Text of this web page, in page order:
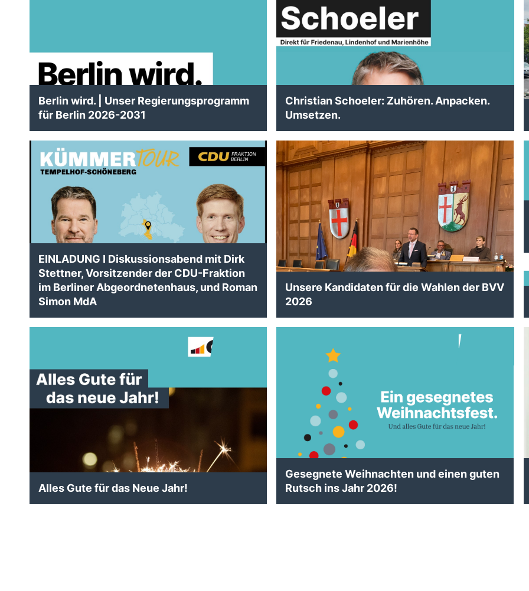
Berlin wird. | Unser Regierungsprogramm
für Berlin 2026-2031
Christian Schoeler: Zuhören. Anpacken.
Umsetzen.
EINLADUNG I Diskussionsabend mit Dirk
Stettner, Vorsitzender der CDU-Fraktion
im Berliner Abgeordnetenhaus, und Roman
Simon MdA
Unsere Kandidaten für die Wahlen der BVV
2026
Alles Gute für das Neue Jahr!
Gesegnete Weihnachten und einen guten
Rutsch ins Jahr 2026!